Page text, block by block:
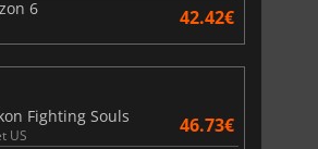
6 42.42€
Fighting Souls
US 46.73€